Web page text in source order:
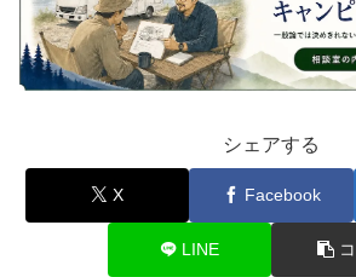
シェアする
X Facebook
LINE